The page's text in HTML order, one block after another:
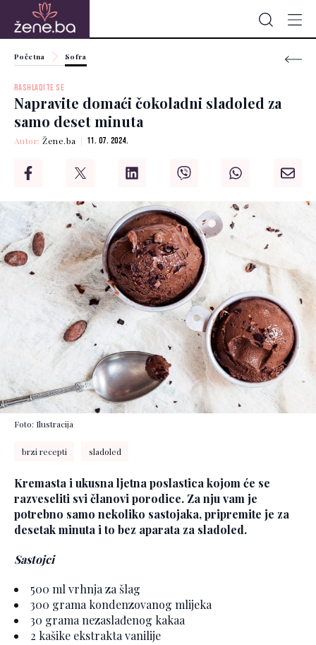
Početna Sofra
RASHLADITE SE
Napravite domaći čokoladni sladoled za
samo deset minuta
Autor:Žene.ba 11. 07. 2024.
Foto: Ilustracija
brzi recepti sladoled
Kremasta i ukusna ljetna poslastica kojom će se
razveseliti svi članovi porodice. Za nju vam je
potrebno samo nekoliko sastojaka, pripremite je za
desetak minuta i to bez aparata za sladoled.
Sastojci
500 ml vrhnja za šlag
300 grama kondenzovanog mlijeka
30 grama nezaslađenog kakaa
2 kašike ekstrakta vanilije